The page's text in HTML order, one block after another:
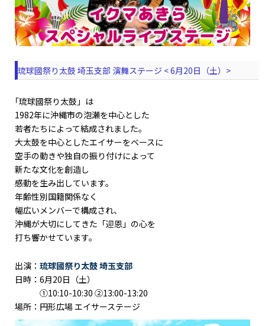
琉球國祭り太鼓 埼玉支部 演舞ステージ < 6月20日（土）>
｢琉球國祭り太鼓」は
1982年に沖縄市の泡瀬を中心とした
若者たちによって結成されました。
大太鼓を中心としたエイサーをベースに
空手の動きや独自の振り付けによって
新たな文化を創造し
感動を生み出しています。
年齢性別国籍関係なく
幅広いメンバーで構成され、
沖縄が大切にしてきた「迎恩」の心を
打ち響かせています。
出演： 琉球國祭り太鼓 埼玉支部
日時：6月20日（土）
①10:10-10:30 ②13:00-13:20
場所：円形広場 エイサーステージ